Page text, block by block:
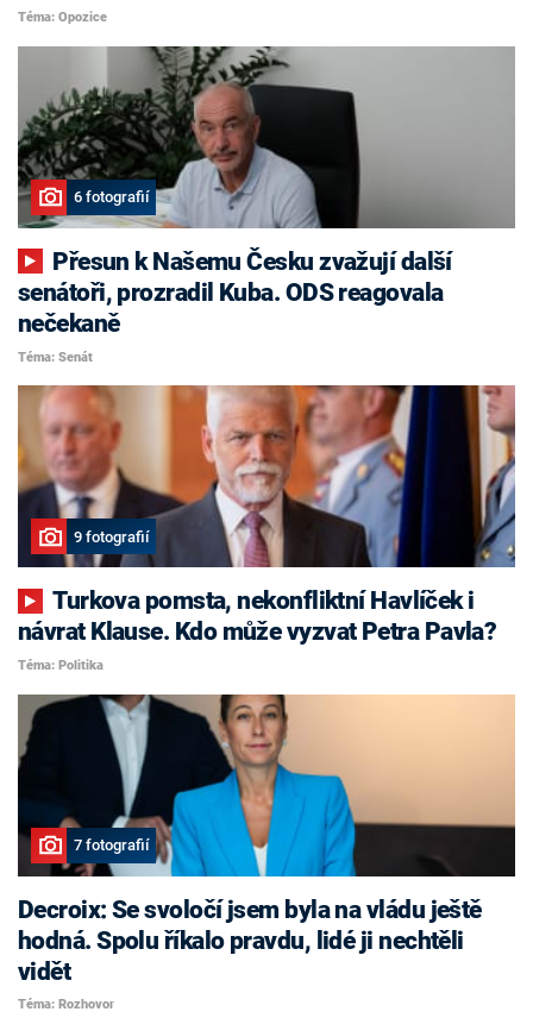
Téma: Opozice
6 fotografií
senátoři, prozradil Kuba. ODS reagovala
nečekaně
Téma: Senát
9 fotografií
Turkova pomsta, nekonfliktní Havlíček i
návrat Klause. Kdo může vyzvat Petra Pavla?
Téma: Politika
7 fotografií
Decroix: Se svoločí jsem byla na vládu ještě
hodná. Spolu říkalo pravdu, lidé ji nechtěli
vidět
Téma: Rozhovor